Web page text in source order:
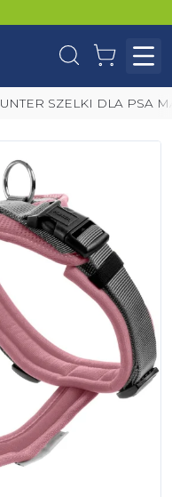
WyszukajKoszyk
HUNTER SZELKI DLA PSA